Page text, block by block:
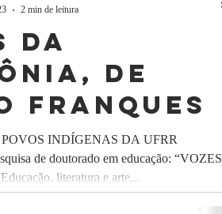
da
de
Franques
INDÍGENAS DA UFRR
de doutorado em educação: “VOZES
literatura e arte...
2 min de leitura